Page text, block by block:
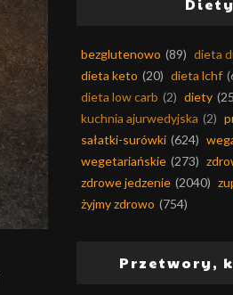
bezglutenowo (89) dieta
dieta keto (20) dieta lchf
dieta low carb (2) diety
kuchnia ajurwedyjska (2)
sałatki-surówki (624)
wegetariańskie (273)
zdrowe jedzenie (2040)
żyjmy zdrowo (754)
Przetwory,